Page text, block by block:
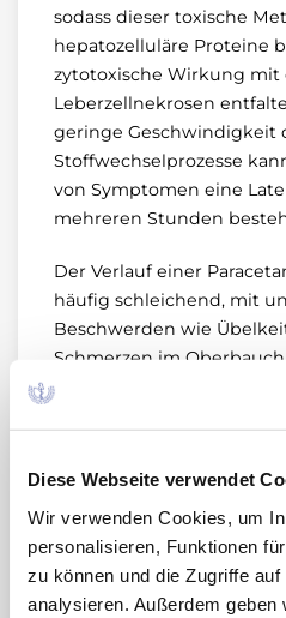
Diese Webseite verwendet
Wir verwenden Cookies, um
personalisieren, Funktionen
zu können und die Zugriffe
analysieren. Außerdem
sodass dieser toxische
hepatozelluläre Proteine
zytotoxische Wirkung mit
Leberzellnekrosen
geringe Geschwindigkeit
Stoffwechselprozesse
von Symptomen eine
mehreren Stunden
Der Verlauf einer
häufig schleichend, mit
Beschwerden wie
Schmerzen im
den ersten 24–48
Erschöpfung der
Antidot Acetylcystein als
zur Verfügung. Die
spezifischen
Rumack-Mathew-